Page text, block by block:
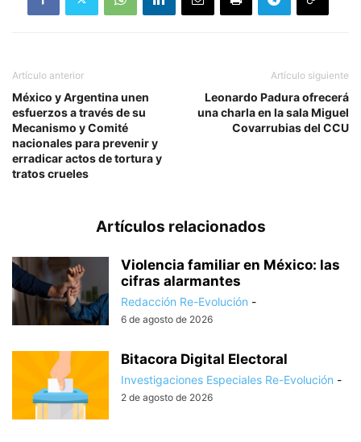
Artículo anterior
México y Argentina unen
esfuerzos a través de su
Mecanismo y Comité
nacionales para prevenir y
erradicar actos de tortura y
tratos crueles
Artículo siguiente
Leonardo Padura ofrecerá
una charla en la sala Miguel
Covarrubias del CCU
Artículos relacionados
Violencia familiar en México: las
cifras alarmantes
Redacción Re-Evolución -
6 de agosto de 2026
Bitacora Digital Electoral
Investigaciones Especiales Re-Evolución -
2 de agosto de 2026